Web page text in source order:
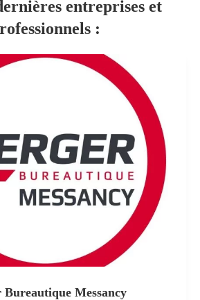
entreprises et
:
Bureautique Messancy